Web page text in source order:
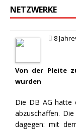
NETZWERKE
8
Von der Pleite
wurden
Die DB AG hatte
abzuschaffen. Die
dagegen: mit